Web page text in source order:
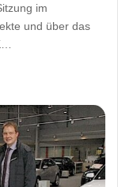
im
und über das